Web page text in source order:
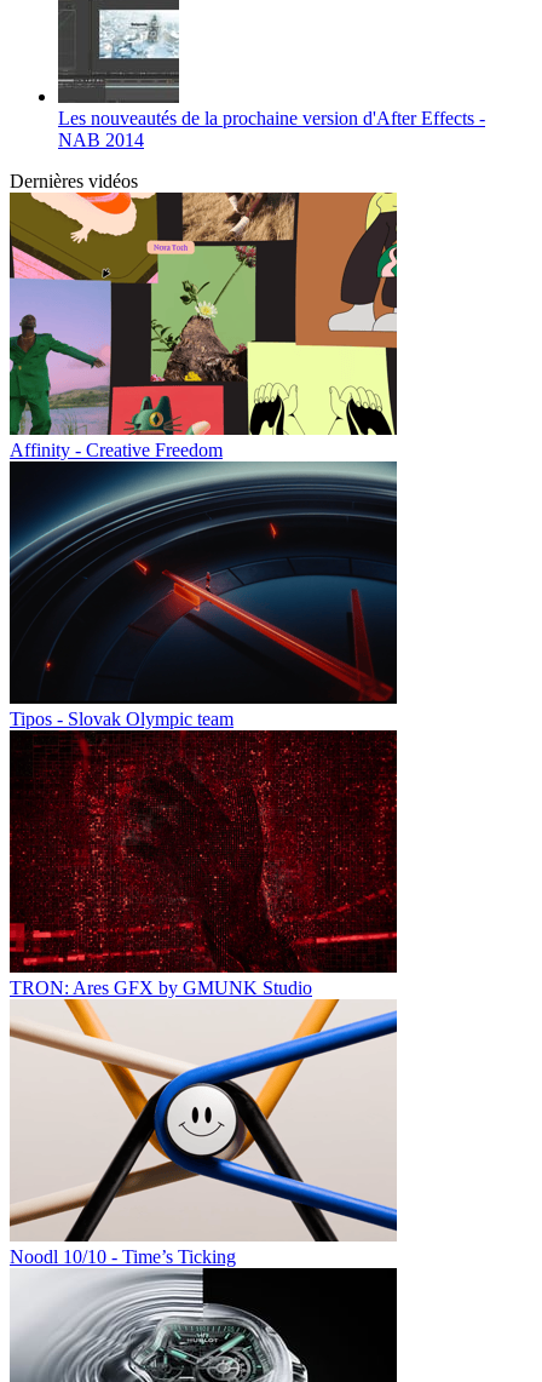
Les nouveautés de la prochaine version d'After Effects -
NAB 2014
Dernières vidéos
Affinity - Creative Freedom
Tipos - Slovak Olympic team
TRON: Ares GFX by GMUNK Studio
Noodl 10/10 - Time’s Ticking